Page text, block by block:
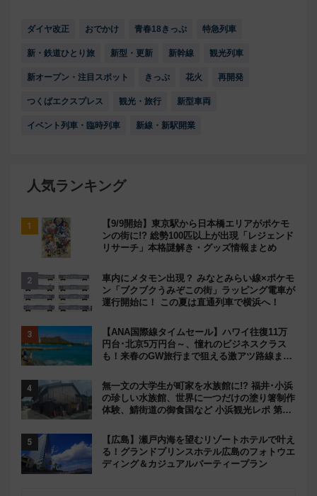
ダイヤ改正 おでかけ 青春18きっぷ 特急列車
新・鉄道ひとり旅 新型・更新 新幹線 観光列車
新オープン・注目スポット きっぷ 花火 再開発
つくばエクスプレス 観光・旅行 新型車両
イベント列車・臨時列車 新線・新駅開業
人気ランキング
【9/9開始】東京駅から日本橋エリアがポケモ
ンの街に!? 総勢100匹以上が出現「レジェンド
リサーチ」本格謎解き・グッズ情報まとめ
車内にメタモン出現？ みなとみらい線×ポケモ
ン「ブクブクうみぞこの街」ラッピング電車が
運行開始に！ この夏は直通列車で横浜へ！
【ANA国際線タイムセール】ハワイ往復11万
円台･北京5万円台～、憧れのビジネスクラス
も！来春のGW旅行まで狙える激アツ路線まと
無一文の大学生が町家を水族館に!? 福井･小浜
の珍しい水族館、世界に一つだけの塗り箸制作
体験、鯖街道の御食国など 小浜観光レポ 第2
【広島】瀬戸内海を望むリゾートホテルで叶え
る！グランドプリンスホテル広島のフォトウエ
ディング＆カジュアルパーティープラン